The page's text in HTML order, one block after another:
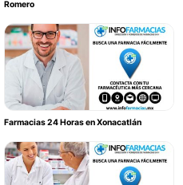
Romero
Farmacias 24 Horas en Xonacatlán